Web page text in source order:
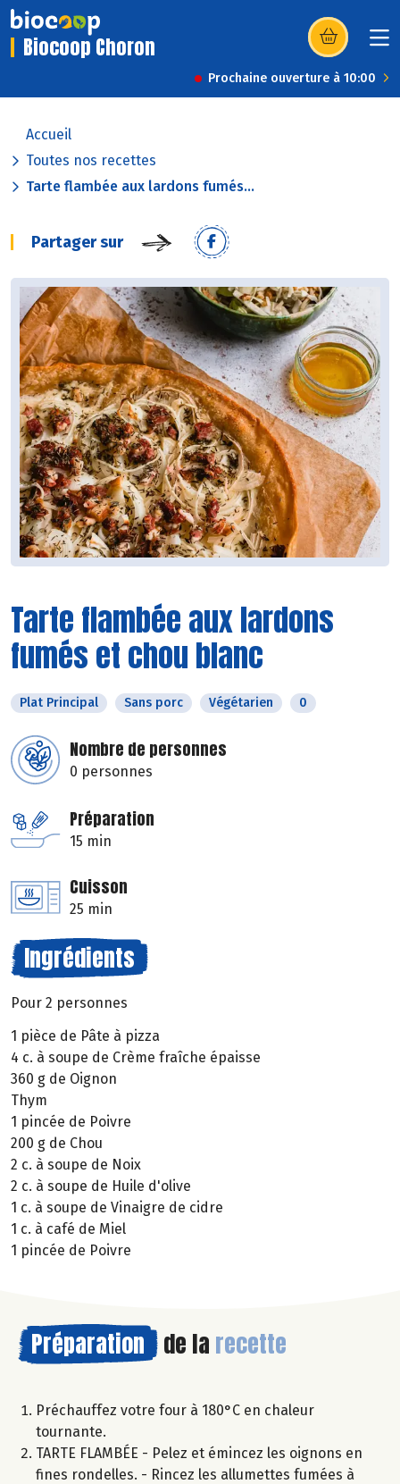
Biocoop Choron (s’ouvre dans
Prochaine ouverture à 10:00
Accueil
Toutes nos recettes
Tarte flambée aux lardons fumés...
Partager sur
Tarte flambée aux lardons
fumés et chou blanc
Plat Principal Sans porc Végétarien 0
Nombre de personnes
0 personnes
Préparation
15 min
Cuisson
25 min
Ingrédients
Pour 2 personnes
1 pièce de Pâte à pizza
4 c. à soupe de Crème fraîche épaisse
360 g de Oignon
Thym
1 pincée de Poivre
200 g de Chou
2 c. à soupe de Noix
2 c. à soupe de Huile d'olive
1 c. à soupe de Vinaigre de cidre
1 c. à café de Miel
1 pincée de Poivre
Préparation de la recette
Préchauffez votre four à 180°C en chaleur
tournante.
TARTE FLAMBÉE - Pelez et émincez les oignons en
fines rondelles. - Rincez les allumettes fumées à